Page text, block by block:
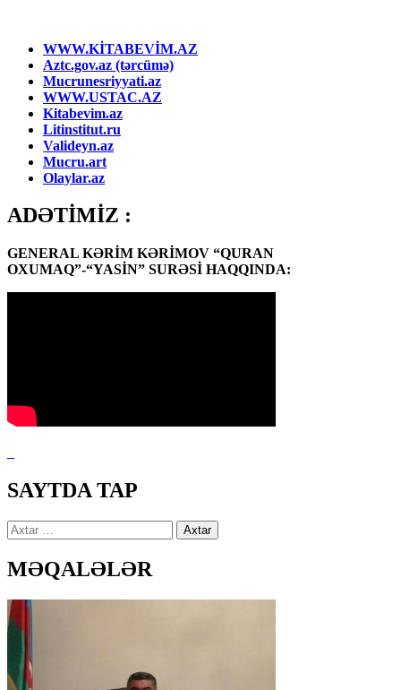
WWW.KİTABEVİM.AZ
Aztc.gov.az (tərcümə)
Mucrunesriyyati.az
WWW.USTAC.AZ
Kitabevim.az
Litinstitut.ru
Valideyn.az
Mucru.art
Olaylar.az
ADƏTİMİZ :
GENERAL KƏRİM KƏRİMOV “QURAN
OXUMAQ”-“YASİN” SURƏSİ HAQQINDA:
SAYTDA TAP
Axtarış:
MƏQALƏLƏR